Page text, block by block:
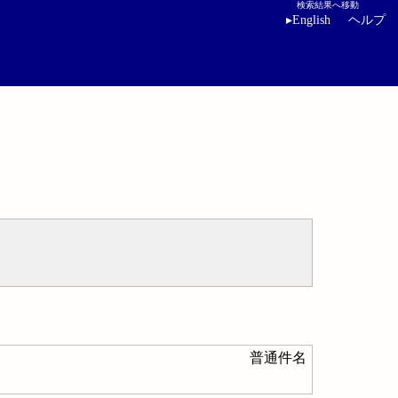
検索結果へ移動
▸English ヘルプ
普通件名